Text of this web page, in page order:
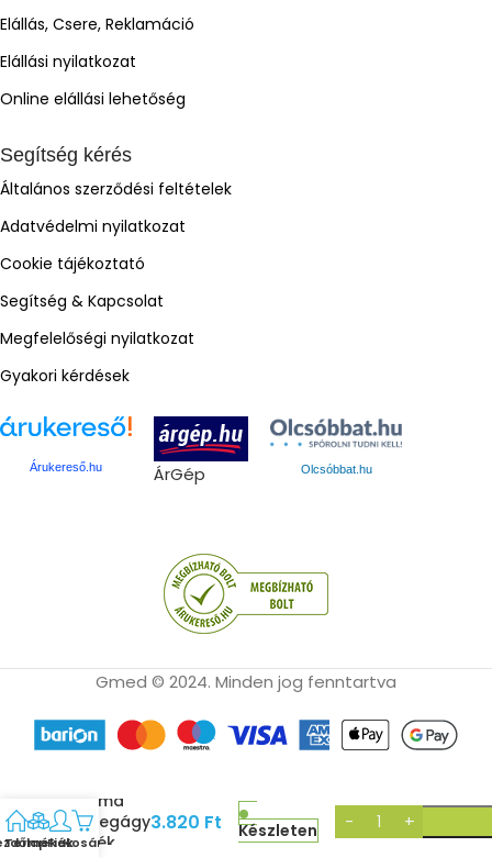
Elállás, Csere, Reklamáció
Elállási nyilatkozat
Online elállási lehetőség
Segítség kérés
Általános szerződési feltételek
Adatvédelmi nyilatkozat
Cookie tájékoztató
Segítség & Kapcsolat
Megfelelőségi nyilatkozat
Gyakori kérdések
Árukereső.hu ÁrGép Olcsóbbat.hu
Gmed © 2024. Minden jog fenntartva
Dalma
betegágy
kerék
3.820 Ft Készleten
Termékek
FiókKosár